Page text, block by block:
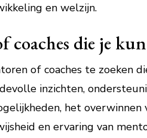
en welzijn.
coaches die je
of coaches te zoeken
inzichten,
het
en ervaring van